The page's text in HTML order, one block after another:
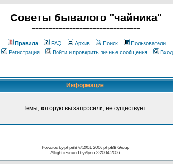
Советы бывалого "чайника"
================================
Правила FAQ Архив Поиск
Пользователи
Регистрация
Войти и проверить личные сообщения Вход
Информация
Темы, которую вы запросили, не существует.
Powered by phpBB © 2001-2006phpBB Group
All right reserved byAlyno® 2004-2006